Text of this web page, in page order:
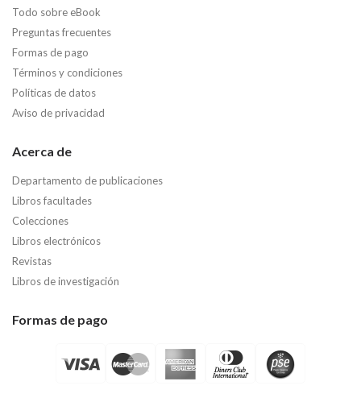
Todo sobre eBook
Preguntas frecuentes
Formas de pago
Términos y condiciones
Políticas de datos
Aviso de privacidad
Acerca de
Departamento de publicaciones
Libros facultades
Colecciones
Libros electrónicos
Revistas
Libros de investigación
Formas de pago